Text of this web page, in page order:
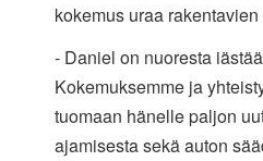
kokemus uraa
- Daniel on nuoresta
Kokemuksemme ja
tuomaan hänelle paljon
ajamisesta sekä auton